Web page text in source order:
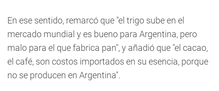
En ese sentido, remarcó que "el trigo sube en el
mercado mundial y es bueno para Argentina, pero
malo para el que fabrica pan", y añadió que "el cacao,
el café, son costos importados en su esencia, porque
no se producen en Argentina".